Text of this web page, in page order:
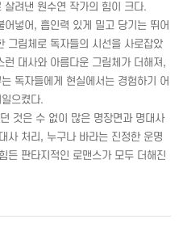
려낸 원수연 작가의 힘이 크다.
넣어, 흡인력 있게 밀고 당기는 뛰어
그림체로 독자들의 시선을 사로잡았
대사와 아름다운 그림체가 더해져,
독자들에게 현실에서는 경험하기 어
으켰다.
것은 수 없이 많은 명장면과 명대사
사 처리, 누구나 바라는 진정한 운명
든 판타지적인 로맨스가 모두 더해진